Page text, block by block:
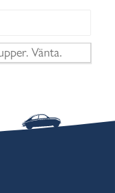
Vänta.